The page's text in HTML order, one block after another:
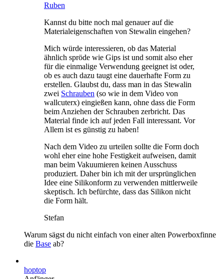
Ruben
Kannst du bitte noch mal genauer auf die
Materialeigenschaften von Stewalin eingehen?
Mich würde interessieren, ob das Material
ähnlich spröde wie Gips ist und somit also eher
für die einmalige Verwendung geeignet ist oder,
ob es auch dazu taugt eine dauerhafte Form zu
erstellen. Glaubst du, dass man in das Stewalin
zwei Schrauben (so wie in dem Video von
wallcuterx) eingießen kann, ohne dass die Form
beim Anziehen der Schrauben zerbricht. Das
Material finde ich auf jeden Fall interessant. Vor
Allem ist es günstig zu haben!
Nach dem Video zu urteilen sollte die Form doch
wohl eher eine hohe Festigkeit aufweisen, damit
man beim Vakuumieren keinen Ausschuss
produziert. Daher bin ich mit der ursprünglichen
Idee eine Silikonform zu verwenden mittlerweile
skeptisch. Ich befürchte, dass das Silikon nicht
die Form hält.
Stefan
Warum sägst du nicht einfach von einer alten Powerboxfinne
die Base ab?
hoptop